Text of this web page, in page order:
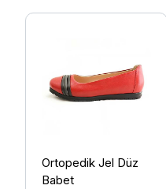
Ortopedik Jel Düz
Babet